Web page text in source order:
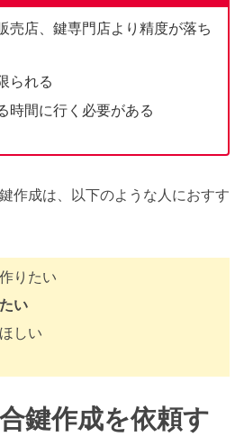
売店、鍵専門店より精度が落ち
られる
時間に行く必要がある
作成は、以下のような人におすす
りたい
い
しい
鍵作成を依頼す